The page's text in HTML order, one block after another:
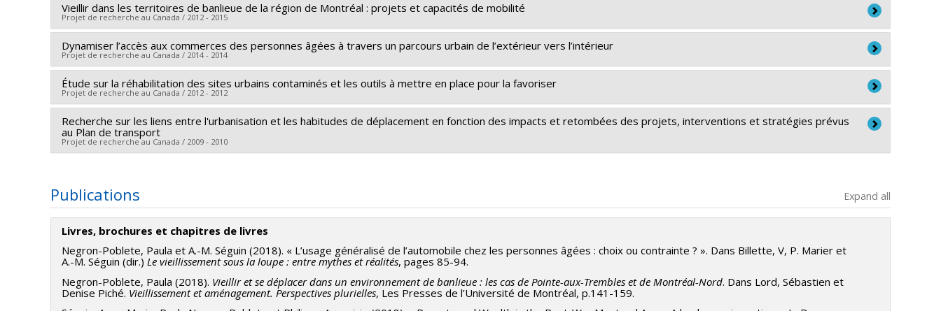
Lead researcher : Paula Negron-Poblete
Funding sources:CRSH/Conseil de recherches en sciences humaines du Canada
Grant programs:PVXXXXXX-Subvention de valorisation
Vieillir dans les territoires de banlieue de la région de Montréal : projets et capacités de mobilité
Projet de recherche au Canada / 2012 - 2015
Dynamiser l’accès aux commerces des personnes âgées à travers un parcours urbain de l’extérieur vers l’intérieur
Projet de recherche au Canada / 2014 - 2014
Lead researcher : Tiiu Poldma
Co-researchers : Paula Negron-Poblete,Sébastien Lord
Étude sur la réhabilitation des sites urbains contaminés et les outils à mettre en place pour la favoriser
Projet de recherche au Canada / 2012 - 2012
Lead researcher : Daniel Gill
Co-researchers : Paula Negron-Poblete
Recherche sur les liens entre l'urbanisation et les habitudes de déplacement en fonction des impacts et retombées des projets, interventions et stratégies prévus
au Plan de transport
Projet de recherche au Canada / 2009 - 2010
Co-researchers :
Publications Expand all
Livres, brochures et chapitres de livres
Negron-Poblete, Paula et A.-M. Séguin (2018). « L’usage généralisé de l’automobile chez les personnes âgées : choix ou contrainte ? ». Dans Billette, V, P. Marier et
A.-M. Séguin (dir.) Le vieillissement sous la loupe : entre mythes et réalités, pages 85-94.
Negron-Poblete, Paula (2018). Vieillir et se déplacer dans un environnement de banlieue : les cas de Pointe-aux-Trembles et de Montréal-Nord. Dans Lord, Sébastien et
Denise Piché. Vieillissement et aménagement. Perspectives plurielles, Les Presses de l’Université de Montréal, p.141-159.